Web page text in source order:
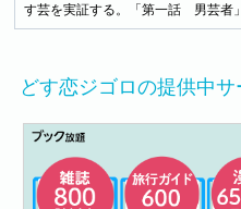
す芸を実証する。「第一話 男芸者
どす恋ジゴロの提供中サ